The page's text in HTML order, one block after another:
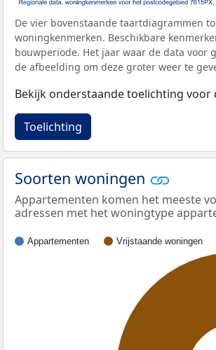
De vier bovenstaande taartdiagrammen
woningkenmerken. Beschikbare
bouwperiode. Het jaar waar de data voor
de afbeelding om deze groter weer te
Bekijk onderstaande toelichting
Toelichting
Soorten woningen
Appartementen komen het meeste
adressen met het woningtype
Appartementen Vrijstaande woningen